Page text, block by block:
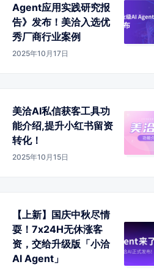
Agent应用实践研究报
告》发布！美洽入选优
秀厂商行业案例
2025年10月17日
美洽AI私信获客工具功
能介绍,提升小红书留资
转化！
2025年10月15日
【上新】国庆中秋尽情
耍！7x24H无休涨客
资，交给升级版「小洽
AI Agent」